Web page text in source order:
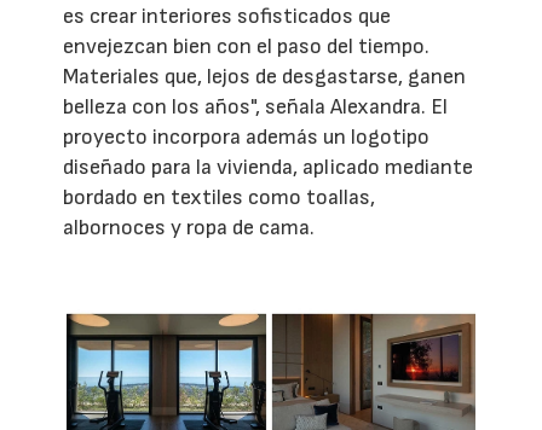
es crear interiores sofisticados que
envejezcan bien con el paso del tiempo.
Materiales que, lejos de desgastarse, ganen
belleza con los años", señala Alexandra. El
proyecto incorpora además un logotipo
diseñado para la vivienda, aplicado mediante
bordado en textiles como toallas,
albornoces y ropa de cama.